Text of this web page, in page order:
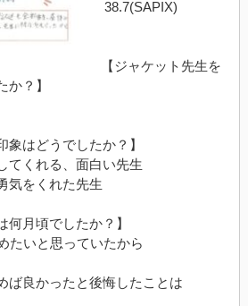
38.7(SAPIX)
【ジャケット先生を
か？】
象はどうでしたか？】
てくれる、面白い先生
気をくれた先生
何月頃でしたか？】
たいと思っていたから
ば良かったと後悔したことは